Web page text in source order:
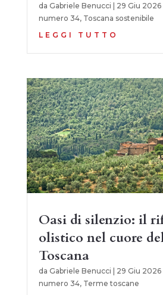
da Gabriele Benucci 29 Giu 2026|
numero 34, Toscana sostenibile
LEGGI TUTTO
Oasi di silenzio: il
olistico nel cuore
Toscana
da Gabriele Benucci 29 Giu 2026|
numero 34, Terme toscane